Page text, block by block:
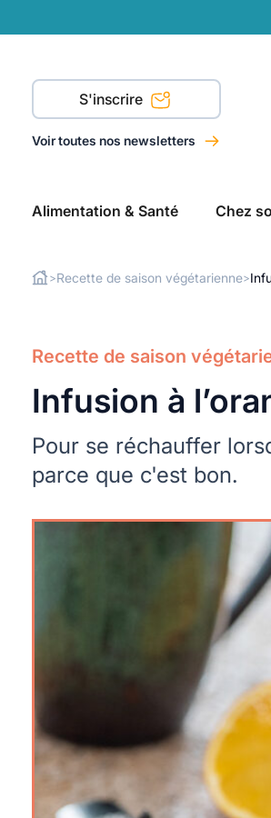
S'inscrire
Voir toutes nos newsletters
Alimentation & Santé Chez
>Recette de saison végétarienne>
Recette de saison
Infusion à
Pour se réchauffer
parce que c'est bon.